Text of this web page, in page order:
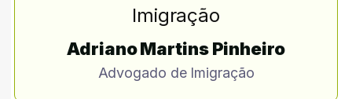
Adriano Martins Pinheiro
Advogado de Imigração